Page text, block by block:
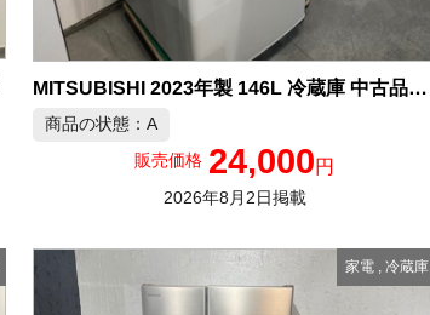
MITSUBISHI 2023年製 146L 冷蔵庫 中古品販売
商品の状態：A
販売価格 24,000円
2026年8月2日掲載
家電 ,冷蔵庫